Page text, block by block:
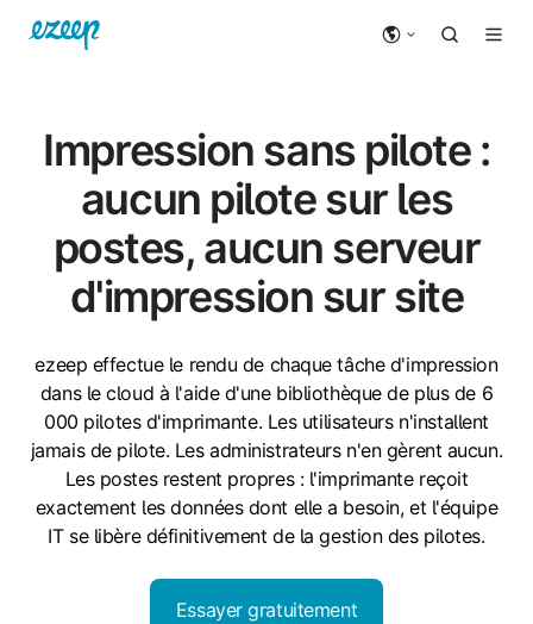
Impression sans pilote :
aucun pilote sur les
postes, aucun serveur
d'impression sur site
ezeep effectue le rendu de chaque tâche d'impression
dans le cloud à l'aide d'une bibliothèque de plus de 6
000 pilotes d'imprimante. Les utilisateurs n'installent
jamais de pilote. Les administrateurs n'en gèrent aucun.
Les postes restent propres : l'imprimante reçoit
exactement les données dont elle a besoin, et l'équipe
IT se libère définitivement de la gestion des pilotes.
Essayer gratuitement